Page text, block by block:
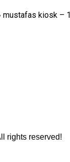
mustafas kiosk –
rights reserved!